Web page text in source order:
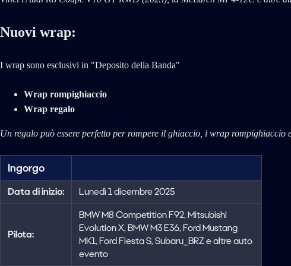
Nuovi wrap:
I wrap sono esclusivi in "Deposito della Banda"
Wrap rompighiaccio
Wrap regalo
Un regalo può essere perfetto per rompere il ghiaccio, i wrap rompighiaccio
Ingorgo
Data di inizio: Lunedì 1 dicembre 2025
Pilota:
BMW M8 Competition F92, Mitsubishi
Evolution X, BMW M3 E36, Ford Mustang
MK1, Ford Fiesta S, Subaru_BRZ e altre auto
evento